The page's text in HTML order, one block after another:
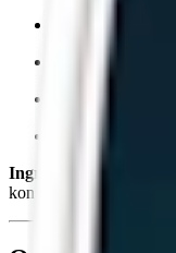
Torrhet:
:starkt vitt
Ingredienser:
konserveringsmedel